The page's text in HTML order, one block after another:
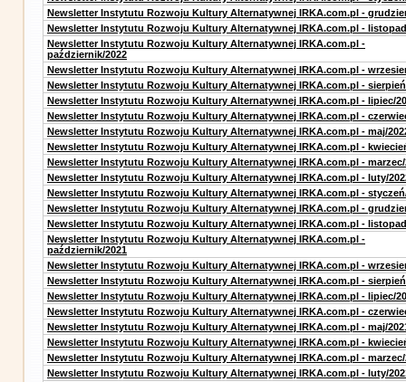
Newsletter Instytutu Rozwoju Kultury Alternatywnej IRKA.com.pl -
Newsletter Instytutu Rozwoju Kultury Alternatywnej IRKA.com.pl -
Newsletter Instytutu Rozwoju Kultury Alternatywnej IRKA.com.pl -
październik/2022
Newsletter Instytutu Rozwoju Kultury Alternatywnej IRKA.com.pl -
Newsletter Instytutu Rozwoju Kultury Alternatywnej IRKA.com.pl -
Newsletter Instytutu Rozwoju Kultury Alternatywnej IRKA.com.pl - lipiec/
Newsletter Instytutu Rozwoju Kultury Alternatywnej IRKA.com.pl -
Newsletter Instytutu Rozwoju Kultury Alternatywnej IRKA.com.pl - maj/
Newsletter Instytutu Rozwoju Kultury Alternatywnej IRKA.com.pl -
Newsletter Instytutu Rozwoju Kultury Alternatywnej IRKA.com.pl - marzec/
Newsletter Instytutu Rozwoju Kultury Alternatywnej IRKA.com.pl - luty/
Newsletter Instytutu Rozwoju Kultury Alternatywnej IRKA.com.pl -
Newsletter Instytutu Rozwoju Kultury Alternatywnej IRKA.com.pl -
Newsletter Instytutu Rozwoju Kultury Alternatywnej IRKA.com.pl -
Newsletter Instytutu Rozwoju Kultury Alternatywnej IRKA.com.pl -
październik/2021
Newsletter Instytutu Rozwoju Kultury Alternatywnej IRKA.com.pl -
Newsletter Instytutu Rozwoju Kultury Alternatywnej IRKA.com.pl -
Newsletter Instytutu Rozwoju Kultury Alternatywnej IRKA.com.pl - lipiec/
Newsletter Instytutu Rozwoju Kultury Alternatywnej IRKA.com.pl -
Newsletter Instytutu Rozwoju Kultury Alternatywnej IRKA.com.pl - maj/
Newsletter Instytutu Rozwoju Kultury Alternatywnej IRKA.com.pl -
Newsletter Instytutu Rozwoju Kultury Alternatywnej IRKA.com.pl - marzec/
Newsletter Instytutu Rozwoju Kultury Alternatywnej IRKA.com.pl - luty/